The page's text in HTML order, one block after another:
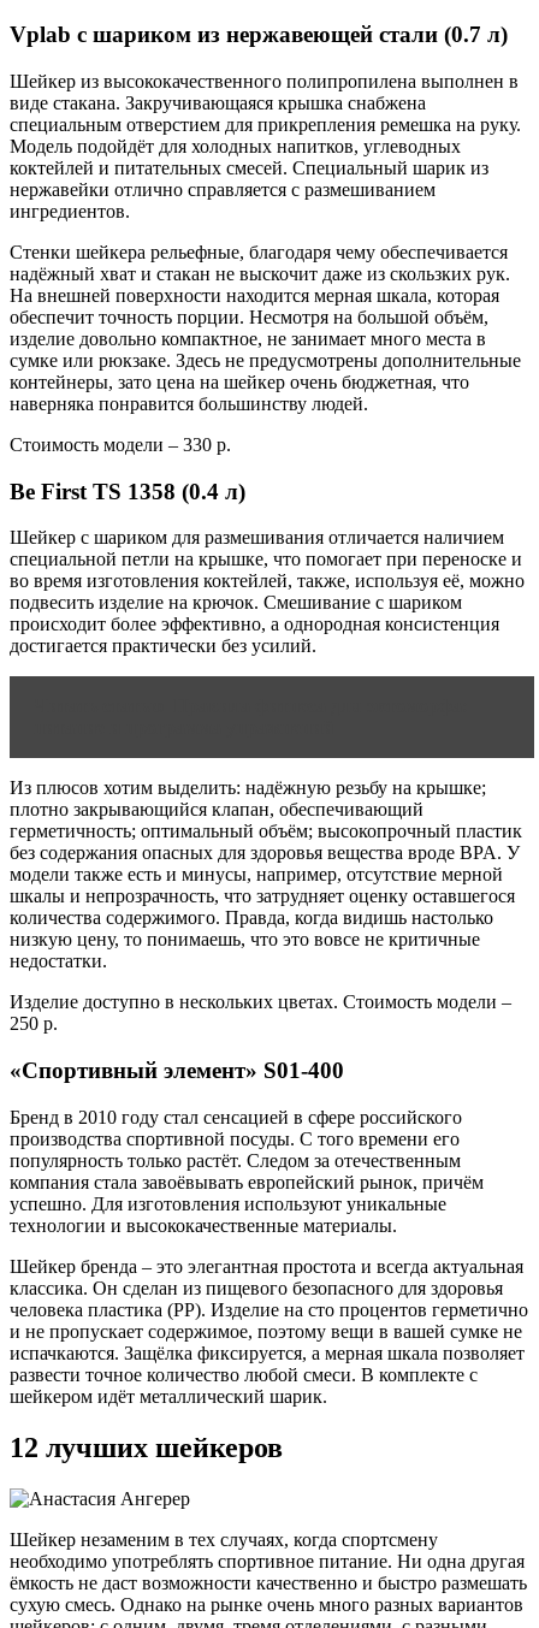
Vplab с шариком из нержавеющей стали (0.7 л)
Шейкер из высококачественного полипропилена выполнен в
виде стакана. Закручивающаяся крышка снабжена
специальным отверстием для прикрепления ремешка на руку.
Модель подойдёт для холодных напитков, углеводных
коктейлей и питательных смесей. Специальный шарик из
нержавейки отлично справляется с размешиванием
ингредиентов.
Стенки шейкера рельефные, благодаря чему обеспечивается
надёжный хват и стакан не выскочит даже из скользких рук.
На внешней поверхности находится мерная шкала, которая
обеспечит точность порции. Несмотря на большой объём,
изделие довольно компактное, не занимает много места в
сумке или рюкзаке. Здесь не предусмотрены дополнительные
контейнеры, зато цена на шейкер очень бюджетная, что
наверняка понравится большинству людей.
Стоимость модели – 330 р.
Be First TS 1358 (0.4 л)
Шейкер с шариком для размешивания отличается наличием
специальной петли на крышке, что помогает при переноске и
во время изготовления коктейлей, также, используя её, можно
подвесить изделие на крючок. Смешивание с шариком
происходит более эффективно, а однородная консистенция
достигается практически без усилий.
Из плюсов хотим выделить: надёжную резьбу на крышке;
плотно закрывающийся клапан, обеспечивающий
герметичность; оптимальный объём; высокопрочный пластик
без содержания опасных для здоровья вещества вроде BPA. У
модели также есть и минусы, например, отсутствие мерной
шкалы и непрозрачность, что затрудняет оценку оставшегося
количества содержимого. Правда, когда видишь настолько
низкую цену, то понимаешь, что это вовсе не критичные
недостатки.
Изделие доступно в нескольких цветах. Стоимость модели –
250 р.
«Спортивный элемент» S01-400
Бренд в 2010 году стал сенсацией в сфере российского
производства спортивной посуды. С того времени его
популярность только растёт. Следом за отечественным
компания стала завоёвывать европейский рынок, причём
успешно. Для изготовления используют уникальные
технологии и высококачественные материалы.
Шейкер бренда – это элегантная простота и всегда актуальная
классика. Он сделан из пищевого безопасного для здоровья
человека пластика (РР). Изделие на сто процентов герметично
и не пропускает содержимое, поэтому вещи в вашей сумке не
испачкаются. Защёлка фиксируется, а мерная шкала позволяет
развести точное количество любой смеси. В комплекте с
шейкером идёт металлический шарик.
12 лучших шейкеров
Шейкер незаменим в тех случаях, когда спортсмену
необходимо употреблять спортивное питание. Ни одна другая
ёмкость не даст возможности качественно и быстро размешать
сухую смесь. Однако на рынке очень много разных вариантов